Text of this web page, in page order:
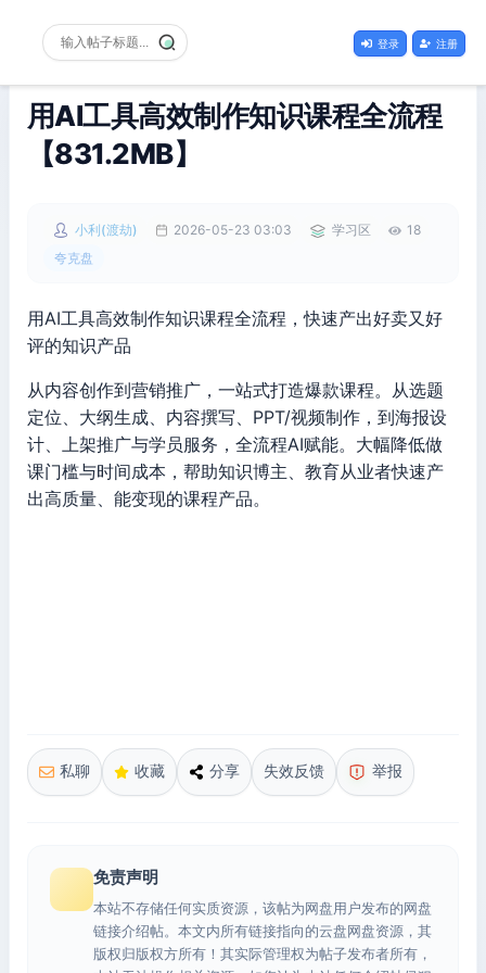
登录 注册
用AI工具高效制作知识课程全流程
【831.2MB】
小利(渡劫) 2026-05-23 03:03 学习区
18
夸克盘
用AI工具高效制作知识课程全流程，快速产出好卖又好
评的知识产品
从内容创作到营销推广，一站式打造爆款课程。从选题
定位、大纲生成、内容撰写、PPT/视频制作，到海报设
计、上架推广与学员服务，全流程AI赋能。大幅降低做
课门槛与时间成本，帮助知识博主、教育从业者快速产
出高质量、能变现的课程产品。
私聊 收藏 分享 失效反馈 举报
免责声明
本站不存储任何实质资源，该帖为网盘用户发布的网盘
链接介绍帖。本文内所有链接指向的云盘网盘资源，其
版权归版权方所有！其实际管理权为帖子发布者所有，